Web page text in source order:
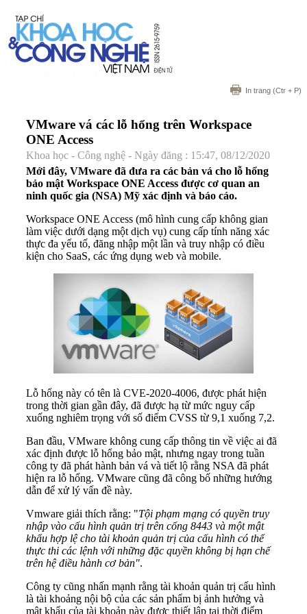
In trang (Ctr + P)
VMware vá các lỗ hổng trên Workspace
ONE Access
Khoa học - Công nghệ - Ngày đăng : 15:47, 08/12/2020
Mới đây, VMware đã đưa ra các bản vá cho lỗ hổng
bảo mật Workspace ONE Access được cơ quan an
ninh quốc gia (NSA) Mỹ xác định và báo cáo.
Workspace ONE Access (mô hình cung cấp không gian
làm việc dưới dạng một dịch vụ) cung cấp tính năng xác
thực đa yếu tố, đăng nhập một lần và truy nhập có điều
kiện cho SaaS, các ứng dụng web và mobile.
Lỗ hổng này có tên là CVE-2020-4006, được phát hiện
trong thời gian gần đây, đã được hạ từ mức nguy cấp
xuống nghiêm trọng với số điểm CVSS từ 9,1 xuống 7,2.
Ban đầu, VMware không cung cấp thông tin về việc ai đã
xác định được lỗ hổng bảo mật, nhưng ngay trong tuần
công ty đã phát hành bản vá và tiết lộ rằng NSA đã phát
hiện ra lỗ hổng. VMware cũng đã công bố những hướng
dẫn để xử lý vấn đề này.
Vmware giải thích rằng: "Tội phạm mạng có quyền truy
nhập vào cấu hình quản trị trên cổng 8443 và một mật
khẩu hợp lệ cho tài khoản quản trị của cấu hình có thể
thực thi các lệnh với những đặc quyền không bị hạn chế
trên hệ điều hành cơ bản".
Công ty cũng nhấn mạnh rằng tài khoản quản trị cấu hình
là tài khoảng nội bộ của các sản phẩm bị ảnh hưởng và
mật khẩu của tài khoản này được thiết lập tại thời điểm